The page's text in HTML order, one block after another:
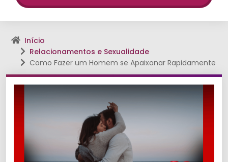
Início
Relacionamentos e Sexualidade
Como Fazer um Homem se Apaixonar Rapidamente